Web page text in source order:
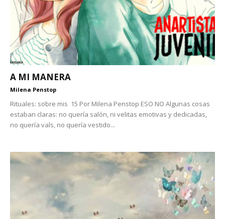
A MI MANERA
Milena Penstop
Rituales: sobre mis 15 Por Milena Penstop ESO NO Algunas cosas
estaban claras: no quería salón, ni velitas emotivas y dedicadas,
no quería vals, no quería vestido...